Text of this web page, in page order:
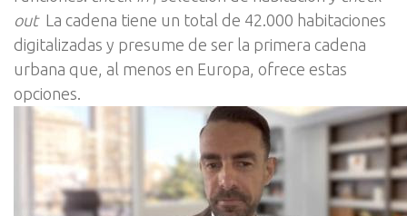
out La cadena tiene un total de 42.000 habitaciones
digitalizadas y presume de ser la primera cadena
urbana que, al menos en Europa, ofrece estas
opciones.